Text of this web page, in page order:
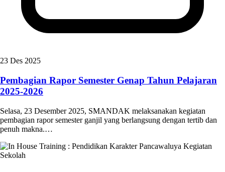
23 Des 2025
Pembagian Rapor Semester Genap Tahun Pelajaran
2025-2026
Selasa, 23 Desember 2025, SMANDAK melaksanakan kegiatan
pembagian rapor semester ganjil yang berlangsung dengan tertib dan
penuh makna.…
Kegiatan
Sekolah